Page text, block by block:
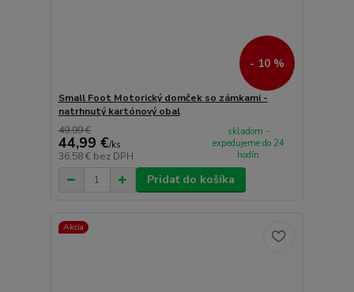
- 10 %
Small Foot Motorický domček so zámkami -
natrhnutý kartónový obal
49,99 €
44,99 €/ks
36,58 € bez DPH
skladom -
expedujeme do 24
hodín
Pridať do košíka
Akcia